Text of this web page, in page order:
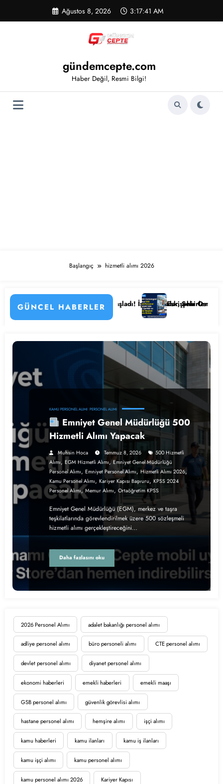
Ağustos 8, 2026 3:17:41 AM
gündemcepte.com
Haber Değil, Resmi Bilgi!
Başlangıç hizmetli alımı 2026
GÜNCEL HABERLER
DetaylarıPersonel Alımı Başladı! İşte Kadrolar, Şehirler ve Başvuru
Eskişehir Osmangazi
2026 Personel Alımı adalet bakanlığı personel alımı
adliye personel alımı büro personeli alımı CTE personel alımı
devlet personel alımı diyanet personel alımı
ekonomi haberleri emekli haberleri emekli maaşı
GSB personel alımı güvenlik görevlisi alımı
hastane personel alımı hemşire alımı işçi alımı
kamu haberleri kamu ilanları kamu iş ilanları
kamu işçi alımı kamu personel alımı
kamu personel alımı 2026 Kariyer Kapısı
KAMU PERSONEL ALIMI PERSONEL ALIMI
Emniyet Genel Müdürlüğü 500
Hizmetli Alımı Yapacak
Muhsin Hoca Temmuz 8, 2026
500 Hizmetli
Alımı, EGM Hizmetli Alımı,Emniyet Genel Müdürlüğü
Personel Alımı, Emniyet Personel Alımı, Hizmetli Alımı 2026,
Kamu Personel Alımı, Kariyer Kapısı Başvuru, KPSS 2024
Personel Alımı,Memur Alımı, Ortaöğretim KPSS
Emniyet Genel Müdürlüğü (EGM), merkez ve taşra
teşkilatlarında görevlendirilmek üzere 500 sözleşmeli
hizmetli alımı gerçekleştireceğini…
Daha fazlasını oku